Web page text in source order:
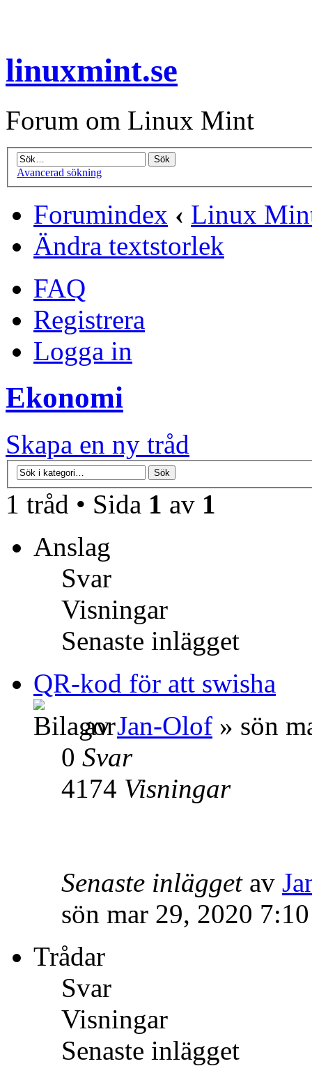
linuxmint.se
Forum om Linux Mint
Avancerad sökning
Forumindex ‹ Linux
Ändra textstorlek
FAQ
Registrera
Logga in
Ekonomi
Skapa en ny tråd
1 tråd • Sida 1 av 1
Anslag
Svar
Visningar
Senaste inlägget
QR-kod för att swisha
avJan-Olof » sön
0 Svar
4174 Visningar
Senaste inlägget av
sön mar 29, 2020
Trådar
Svar
Visningar
Senaste inlägget